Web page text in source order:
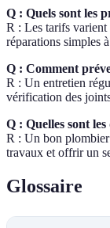
Q : Quels sont les
R : Les tarifs
réparations simples
Q : Comment
R : Un entretien
vérification des
Q : Quelles sont
R : Un bon plombier
travaux et offrir un
Glossaire